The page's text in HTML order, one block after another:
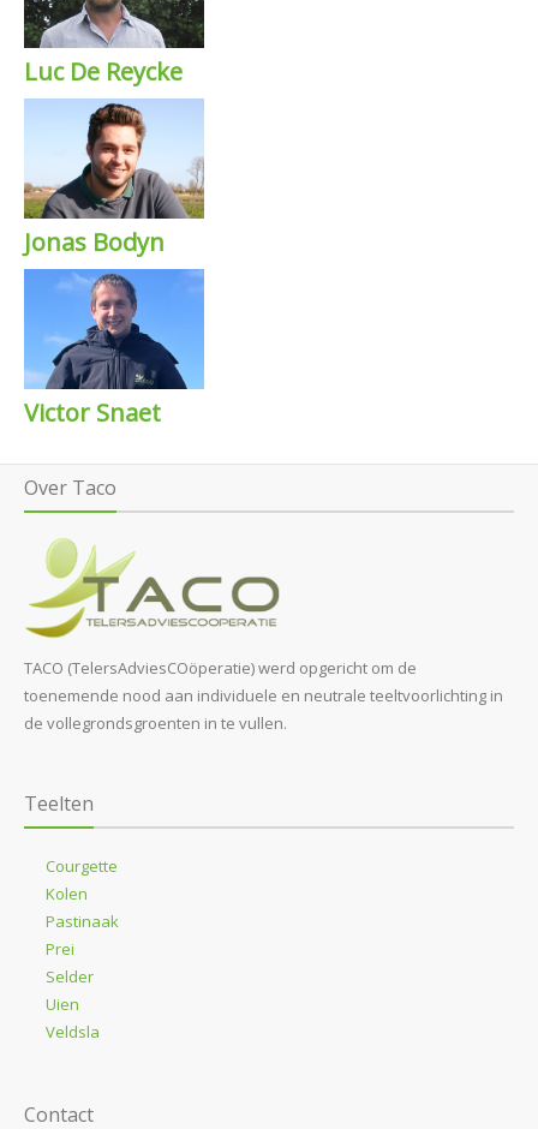
Luc De Reycke
Jonas Bodyn
Victor Snaet
Over Taco
TACO (TelersAdviesCOöperatie) werd opgericht om de
toenemende nood aan individuele en neutrale teeltvoorlichting in
de vollegrondsgroenten in te vullen.
Teelten
Courgette
Kolen
Pastinaak
Prei
Selder
Uien
Veldsla
Contact